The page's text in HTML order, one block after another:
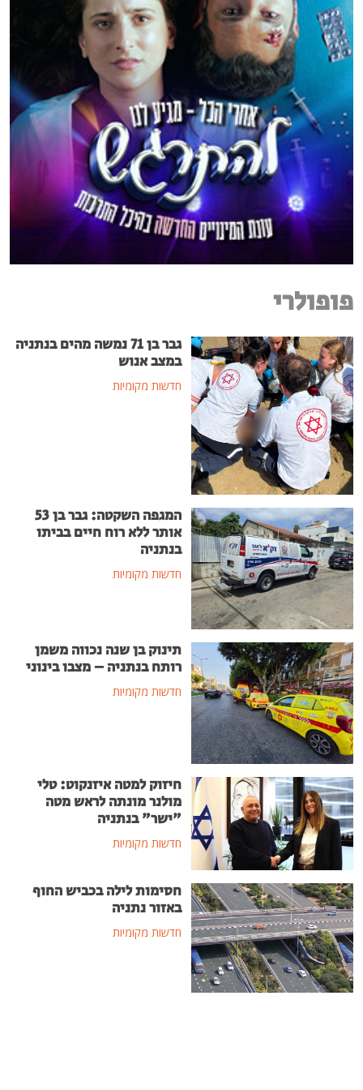
פופולרי
גבר בן 71 נמשה מהים בנתניה
במצב אנוש
חדשות מקומיות
המגפה השקטה: גבר בן 53
אותר ללא רוח חיים בביתו
בנתניה
חדשות מקומיות
תינוק בן שנה נכווה משמן
רותח בנתניה – מצבו בינוני
חדשות מקומיות
חיזוק למטה איזנקוט: טלי
מולנר מונתה לראש מטה
"ישר" בנתניה
חדשות מקומיות
חסימות לילה בכביש החוף
באזור נתניה
חדשות מקומיות